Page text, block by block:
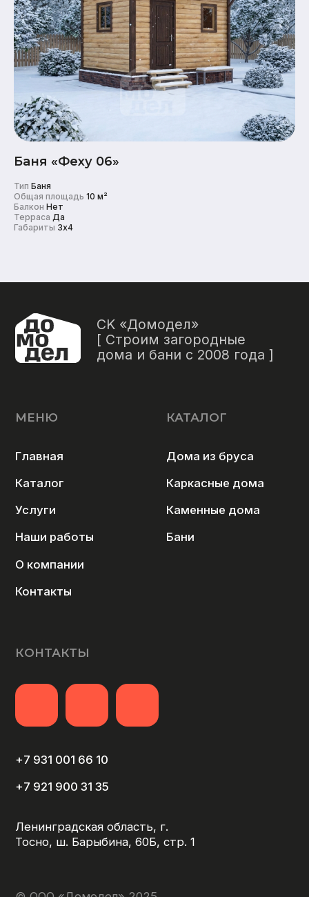
Баня «Феху 06»
Тип Баня
Общая площадь 10 м²
Балкон Нет
Терраса Да
Габариты 3x4